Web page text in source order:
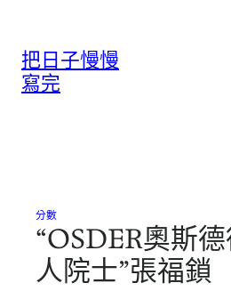
把日子慢慢
寫完
分數
“OSDER奧斯
人院士”張福鎖